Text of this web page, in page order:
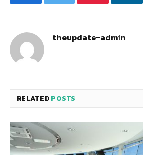
FacebookTwitter Pinterest
theupdate-admin
RELATEDPOSTS